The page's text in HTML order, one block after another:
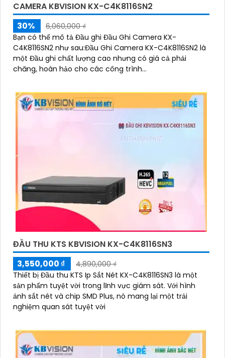
CAMERA KBVISION KX-C4K8116SN2
30%
6,060,000 ₫
Bạn có thể mô tả Đầu ghi Đầu Ghi Camera KX-
C4K8116SN2 như sau:Đầu Ghi Camera KX-C4K8116SN2 là
một Đầu ghi chất lượng cao nhưng có giá cả phải
chăng, hoàn hảo cho các công trình...
ĐẦU THU KTS KBVISION KX-C4K8116SN3
3,550,000 ₫
4,890,000 ₫
Thiết bị Đầu thu KTS Ip Sắt Nét KX-C4K8116SN3 là một
sản phẩm tuyệt vời trong lĩnh vực giám sát. Với hình
ảnh sắt nét và chip SMD Plus, nó mang lại một trải
nghiệm quan sát tuyệt vời